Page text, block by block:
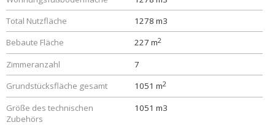
Total Nutzfläche
1278 m3
Bebaute Fläche
227 m2
Zimmeranzahl
7
Grundstücksfläche gesamt
1051 m2
Größe des technischen
Zubehörs
1051 m3